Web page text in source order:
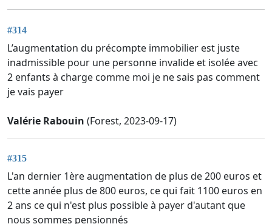
#314
L’augmentation du précompte immobilier est juste
inadmissible pour une personne invalide et isolée avec
2 enfants à charge comme moi je ne sais pas comment
je vais payer
Valérie Rabouin (Forest, 2023-09-17)
#315
L'an dernier 1ère augmentation de plus de 200 euros et
cette année plus de 800 euros, ce qui fait 1100 euros en
2 ans ce qui n'est plus possible à payer d'autant que
nous sommes pensionnés